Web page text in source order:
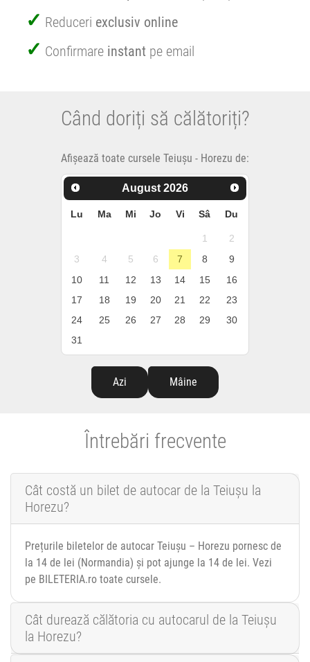
Reduceri exclusiv online
Confirmare instant pe email
Când doriți să călătoriți?
Afișează toate cursele Teiușu - Horezu de:
August 2026
Lu Ma Mi Jo Vi Sâ Du
1
2
3
4 5 6 7 8
9
10
11 12 13 14 15
16
17
18 19 20 21 22
23
24
25 26 27 28 29
30
31
Azi Mâine
Întrebări frecvente
Cât costă un bilet de autocar de la Teiușu la
Horezu?
Prețurile biletelor de autocar Teiușu – Horezu pornesc de
la 14 de lei (Normandia) și pot ajunge la 14 de lei. Vezi
pe BILETERIA.ro toate cursele.
Cât durează călătoria cu autocarul de la Teiușu
la Horezu?